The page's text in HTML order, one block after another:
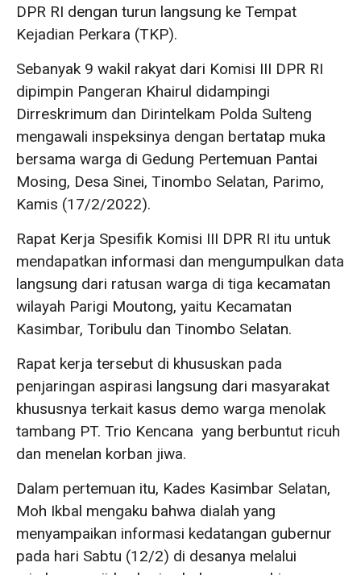
DPR RI dengan turun langsung ke Tempat
Kejadian Perkara (TKP).
Sebanyak 9 wakil rakyat dari Komisi III DPR RI
dipimpin Pangeran Khairul didampingi
Dirreskrimum dan Dirintelkam Polda Sulteng
mengawali inspeksinya dengan bertatap muka
bersama warga di Gedung Pertemuan Pantai
Mosing, Desa Sinei, Tinombo Selatan, Parimo,
Kamis (17/2/2022).
Rapat Kerja Spesifik Komisi III DPR RI itu untuk
mendapatkan informasi dan mengumpulkan data
langsung dari ratusan warga di tiga kecamatan
wilayah Parigi Moutong, yaitu Kecamatan
Kasimbar, Toribulu dan Tinombo Selatan.
Rapat kerja tersebut di khususkan pada
penjaringan aspirasi langsung dari masyarakat
khususnya terkait kasus demo warga menolak
tambang PT. Trio Kencana yang berbuntut ricuh
dan menelan korban jiwa.
Dalam pertemuan itu, Kades Kasimbar Selatan,
Moh Ikbal mengaku bahwa dialah yang
menyampaikan informasi kedatangan gubernur
pada hari Sabtu (12/2) di desanya melalui